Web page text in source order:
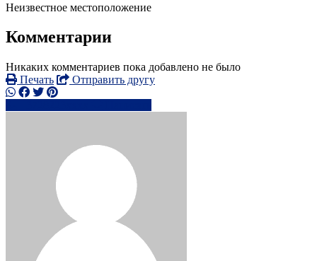
Неизвестное местоположение
Комментарии
Никаких комментариев пока добавлено не было
Печать
Отправить другу